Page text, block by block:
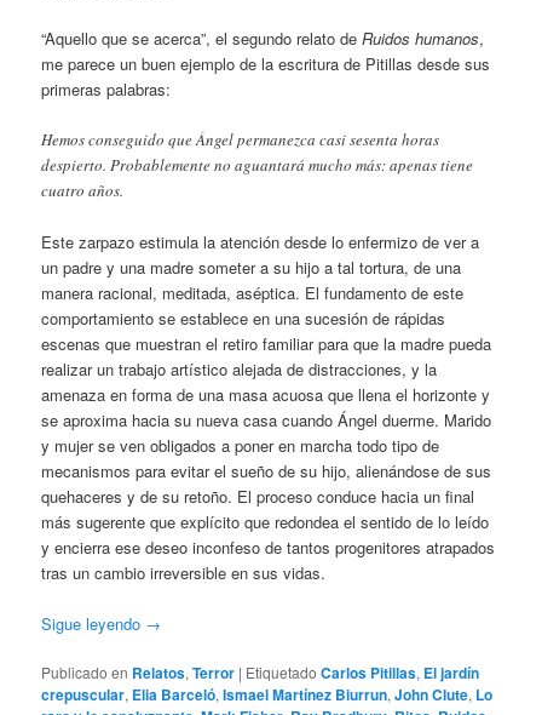
“Aquello que se acerca”, el segundo relato deRuidos humanos,
me parece un buen ejemplo de la escritura de Pitillas desde sus
primeras palabras:
Hemos conseguido que Ángel permanezca casi sesenta horas
despierto. Probablemente no aguantará mucho más: apenas tiene
cuatro años.
Este zarpazo estimula la atención desde lo enfermizo de ver a
un padre y una madre someter a su hijo a tal tortura, de una
manera racional, meditada, aséptica. El fundamento de este
comportamiento se establece en una sucesión de rápidas
escenas que muestran el retiro familiar para que la madre pueda
realizar un trabajo artístico alejada de distracciones, y la
amenaza en forma de una masa acuosa que llena el horizonte y
se aproxima hacia su nueva casa cuando Ángel duerme. Marido
y mujer se ven obligados a poner en marcha todo tipo de
mecanismos para evitar el sueño de su hijo, alienándose de sus
quehaceres y de su retoño. El proceso conduce hacia un final
más sugerente que explícito que redondea el sentido de lo leído
y encierra ese deseo inconfeso de tantos progenitores atrapados
tras un cambio irreversible en sus vidas.
Sigue leyendo →
Publicado en Relatos,Terror | Etiquetado Carlos Pitillas, El jardín
crepuscular, Elia Barceló,Ismael Martínez Biurrun,John Clute, Lo